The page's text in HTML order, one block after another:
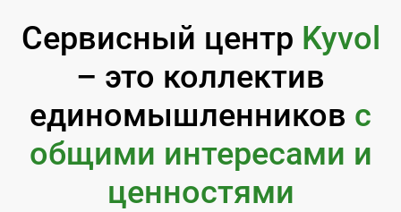
Сервисный центр Kyvol
– это коллектив
единомышленников с
общими интересами и
ценностями